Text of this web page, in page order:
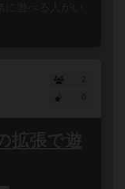
遊べる人がい
2
拡張で遊